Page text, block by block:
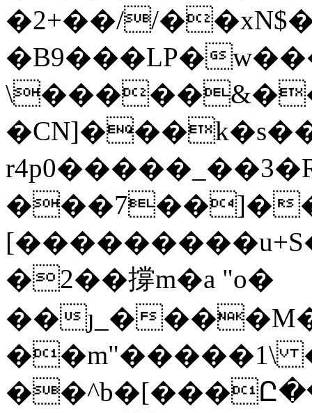
�2+��//
�B9���LP�
���7��]�
�2��撐m�a "o�
��ȷ_�
��m"�����1\